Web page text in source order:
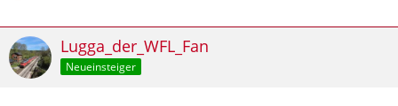
Lugga_der_WFL_Fan
Neueinsteiger